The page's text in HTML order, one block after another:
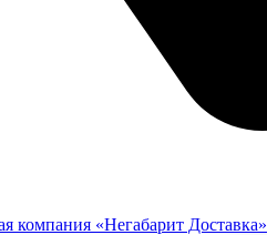
компания «Негабарит Доставка»